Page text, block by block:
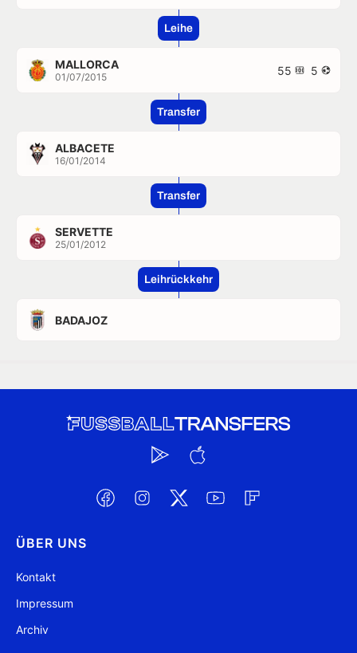
Leihe
MALLORCA
01/07/2015 55 5
Transfer
ALBACETE
16/01/2014
Transfer
SERVETTE
25/01/2012
Leihrückkehr
BADAJOZ
ÜBER UNS
Kontakt
Impressum
Archiv